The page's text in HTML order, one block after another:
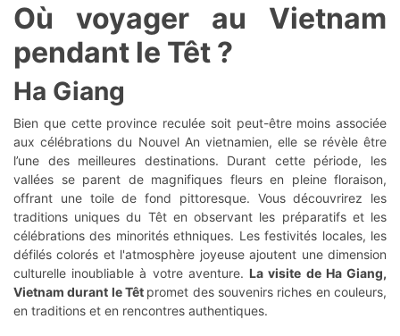
Où voyager au Vietnam
pendant le Têt ?
Ha Giang
Bien que cette province reculée soit peut-être moins associée
aux célébrations du Nouvel An vietnamien, elle se révèle être
l’une des meilleures destinations. Durant cette période, les
vallées se parent de magnifiques fleurs en pleine floraison,
offrant une toile de fond pittoresque. Vous découvrirez les
traditions uniques du Têt en observant les préparatifs et les
célébrations des minorités ethniques. Les festivités locales, les
défilés colorés et l'atmosphère joyeuse ajoutent une dimension
culturelle inoubliable à votre aventure. La visite de Ha Giang,
Vietnam durant le Têt promet des souvenirs riches en couleurs,
en traditions et en rencontres authentiques.